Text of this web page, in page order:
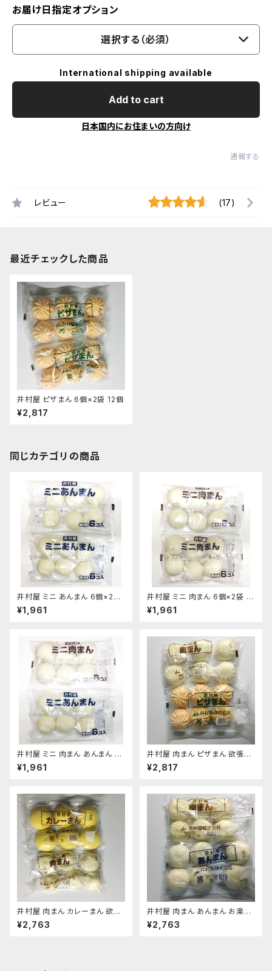
お届け日指定オプション
選択する（必須）
International shipping available
Add to cart
日本国内にお住まいの方向け
通報する
レビュー (17)
最近チェックした商品
井村屋 ピザまん 6個×2袋 12個
¥2,817
同じカテゴリの商品
井村屋 ミニ あんまん 6個×2袋
12個
¥1,961
井村屋 ミニ 肉まん 6個×2袋 12
個
¥1,961
井村屋 ミニ 肉まん あんまん 欲
張りセット 各6個×1袋 12個
¥1,961
井村屋 肉まん ピザまん 欲張り
セット 各6個×1袋 12個
¥2,817
井村屋 肉まん カレーまん 欲張
りセット 各6個×1袋 12個
¥2,763
井村屋 肉まん あんまん お楽し
みセット 各6個×1袋 12個
¥2,763